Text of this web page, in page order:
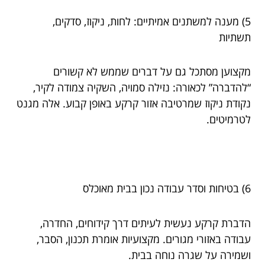
5) מענה למשתנים אמיתיים: לחות, ניקוז, סדקים,
תשתיות
מקצוען מסתכל גם על דברים שממש לא קשורים
“להדברה” לכאורה: נזילה סמויה, השקיה צמודה לקיר,
נקודת ניקוז שמרטיבה אזור קרקע באופן קבוע. אלה מגנט
לטרמיטים.
6) בטיחות וסדר עבודה נכון בבית מאוכלס
הדברת קרקע נעשית לעיתים דרך קידוחים, החדרה,
עבודה באזורי מגורים. מקצועיות אומרת תכנון, הסבר,
ושמירה על שגרה נוחה בבית.